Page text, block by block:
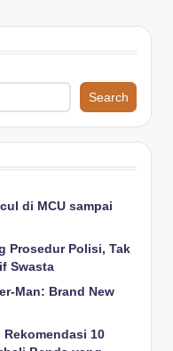
Search
di MCU sampai
Prosedur Polisi, Tak
Swasta
Man: Brand New
Rekomendasi 10